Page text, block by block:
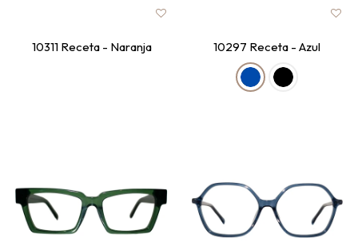
10311 Receta - Naranja 10297 Receta - Azul